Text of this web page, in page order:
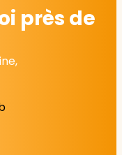
près de